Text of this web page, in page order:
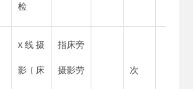
检
X 线摄
影 ( 床
指床旁
摄影劳 次